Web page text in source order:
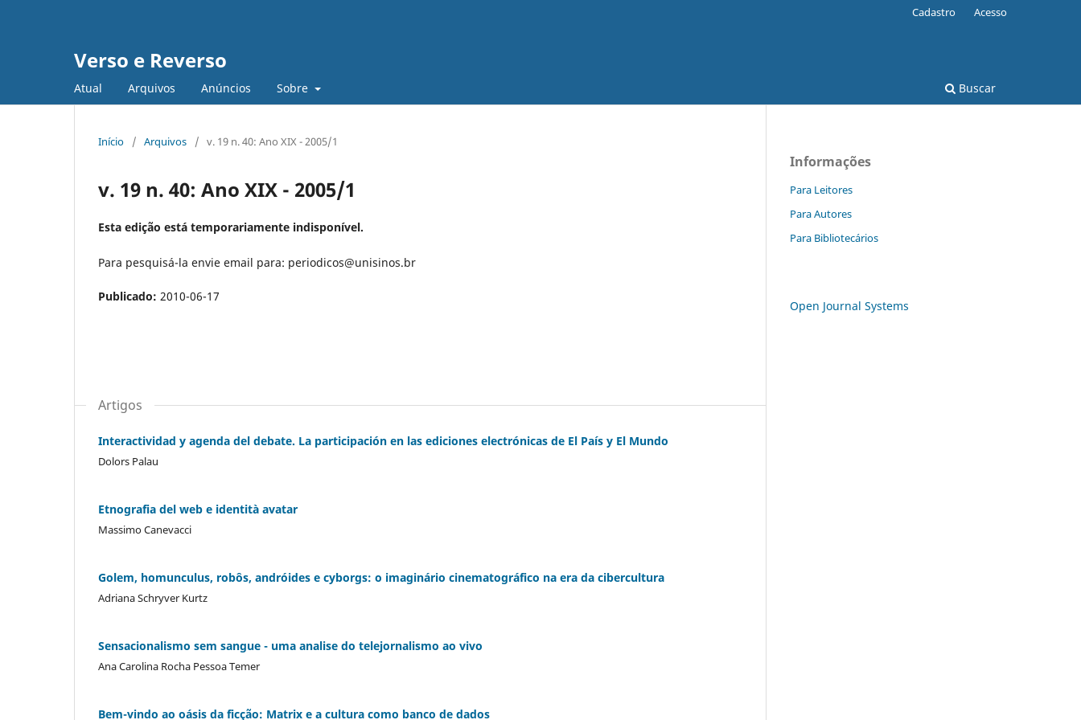
Verso e Reverso
Atual Arquivos Anúncios Sobre Buscar
Cadastro Acesso
Início / Arquivos / v. 19 n. 40: Ano XIX - 2005/1
v. 19 n. 40: Ano XIX - 2005/1
Esta edição está temporariamente indisponível.
Para pesquisá-la envie email para: periodicos@unisinos.br
Publicado: 2010-06-17
Artigos
Interactividad y agenda del debate. La participación en las ediciones electrónicas de El País y El Mundo
Dolors Palau
Etnografia del web e identità avatar
Massimo Canevacci
Golem, homunculus, robôs, andróides e cyborgs: o imaginário cinematográfico na era da cibercultura
Adriana Schryver Kurtz
Sensacionalismo sem sangue - uma analise do telejornalismo ao vivo
Ana Carolina Rocha Pessoa Temer
Bem-vindo ao oásis da ficção: Matrix e a cultura como banco de dados
Informações
Para Leitores
Para Autores
Para Bibliotecários
Open Journal Systems